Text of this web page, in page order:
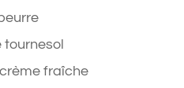
tournesol
fraîche